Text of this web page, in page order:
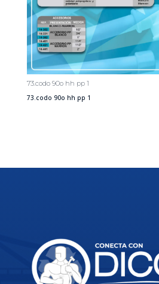
73.codo 90o hh pp 1
73.codo 90o hh pp 1